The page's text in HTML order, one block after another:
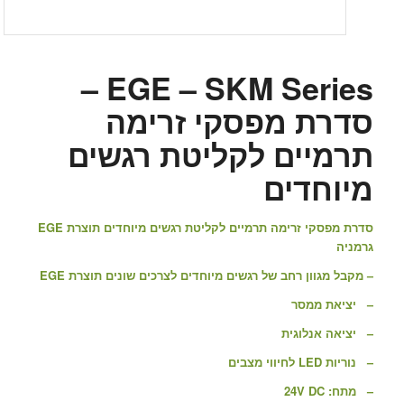
EGE – SKM Series –
סדרת מפסקי זרימה
תרמיים לקליטת רגשים
מיוחדים
סדרת מפסקי זרימה תרמיים לקליטת רגשים מיוחדים תוצרת EGE
גרמניה
– מקבל מגוון רחב של רגשים מיוחדים לצרכים שונים תוצרת EGE
– יציאת ממסר
– יציאה אנלוגית
– נוריות LED לחיווי מצבים
– מתח: 24V DC